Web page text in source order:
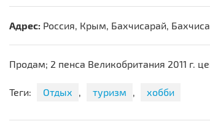
Адрес: Россия, Крым, Бахчисарай,
Продам; 2 пенса Великобритания 2011 г.
Теги: Отдых , туризм , хобби